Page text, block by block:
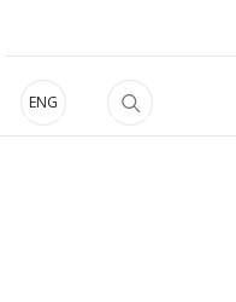
ENG